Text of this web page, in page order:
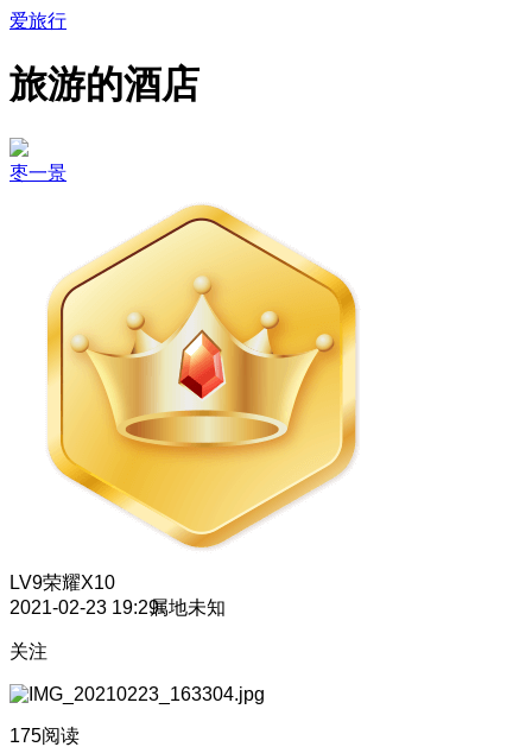
爱旅行
旅游的酒店
枣一景
LV9荣耀X10
2021-02-23 19:29属地未知
关注
175阅读